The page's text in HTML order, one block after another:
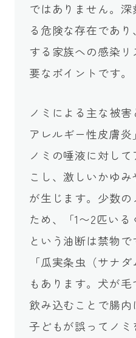
ではありません。
る危険な存在であ
する家族への感染
要なポイントです。
ノミによる主な被
アレルギー性皮膚炎
ノミの唾液に対し
こし、激しいかゆ
が生じます。少数
ため、「1〜2匹いる
という油断は禁物
「瓜実条虫（サナ
もあります。犬が
飲み込むことで腸内
子どもが誤ってノ